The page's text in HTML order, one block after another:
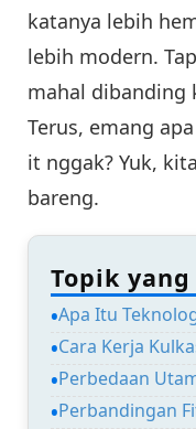
katanya lebih
lebih modern.
mahal dibanding
Terus, emang
it nggak? Yuk,
bareng.
Topik
Apa Itu
Cara Kerja
Perbedaan
Perbandingan